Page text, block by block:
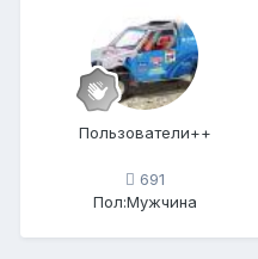
Пользователи++
691
Пол:Мужчина